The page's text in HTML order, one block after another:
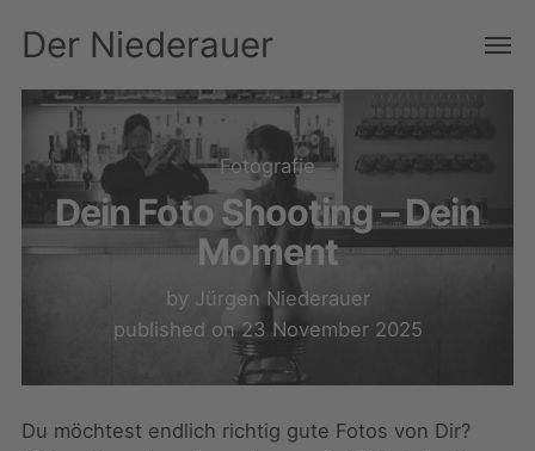
Der Niederauer
Fotografie
Dein Foto Shooting – Dein
Moment
by Jürgen Niederauer
published on23 November 2025
Du möchtest endlich richtig gute Fotos von Dir?